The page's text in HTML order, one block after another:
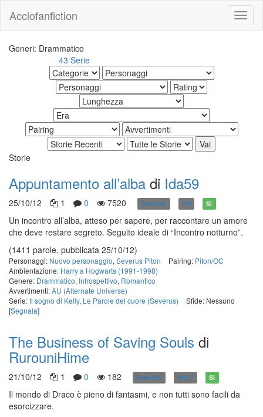
Acciofanfiction
Generi: Drammatico
43 Serie
Storie
Appuntamento all’alba di Ida59
25/10/12 1 0 7520 Post-DH PG Sì
Un incontro all’alba, atteso per sapere, per raccontare un amore
che deve restare segreto. Seguito ideale di “Incontro notturno”.
(1411 parole, pubblicata 25/10/12)
Personaggi: Nuovo personaggio, Severus Piton Pairing: Piton/OC
Ambientazione: Harry a Hogwarts (1991-1998)
Genere: Drammatico, Introspettivo, Romantico
Avvertimenti:AU (Alternate Universe)
Serie: Il sogno di Kelly, Le Parole del cuore (Severus)
Sfide: Nessuno
[Segnala]
The Business of Saving Souls di
RurouniHime
21/10/12 1 0 182 Post-DH NC17 Sì
Il mondo di Draco è pieno di fantasmi, e non tutti sono facili da
esorcizzare.